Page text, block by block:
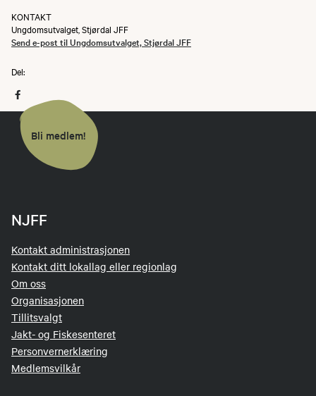
KONTAKT
Ungdomsutvalget, Stjørdal JFF
Send e-post til Ungdomsutvalget, Stjørdal JFF
Del:
Bli medlem!
NJFF
Kontakt administrasjonen
Kontakt ditt lokallag eller regionlag
Om oss
Organisasjonen
Tillitsvalgt
Jakt- og Fiskesenteret
Personvernerklæring
Medlemsvilkår